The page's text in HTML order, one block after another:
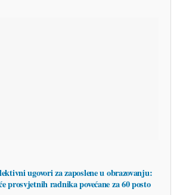
ugovori za zaposlene u obrazovanju:
prosvjetnih radnika povećane za 60 posto